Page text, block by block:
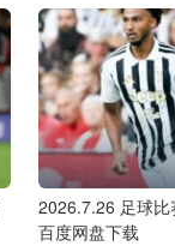
2026.7.26 足球
百度网盘下载